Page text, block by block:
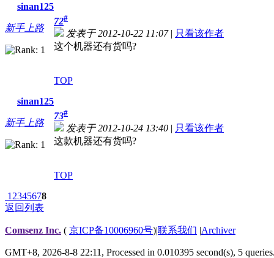
sinan125
新手上路
72#
发表于 2012-10-22 11:07| 只看该作者
这个机器还有货吗?
TOP
sinan125
新手上路
73#
发表于 2012-10-24 13:40 | 只看该作者
这款机器还有货吗?
TOP
1 2345678
返回列表
Comsenz Inc. ( 京ICP备10006960号)|联系我们 |Archiver
GMT+8, 2026-8-8 22:11, Processed in 0.010395 second(s), 5 queries